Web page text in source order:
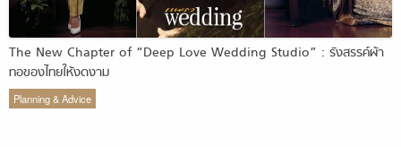
The New Chapter of “Deep Love Wedding Studio” : รังสรรค์ผ้า
ทอของไทยให้งดงาม
Planning & Advice